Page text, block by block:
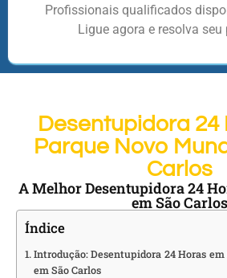
Profissionais qualificados
Ligue agora e resolva seu
Desentupidora 24
Parque Novo
Carlos
A Melhor Desentupidora 24
em São Carlos
Índice
Introdução: Desentupidora 24 Horas
em São Carlos